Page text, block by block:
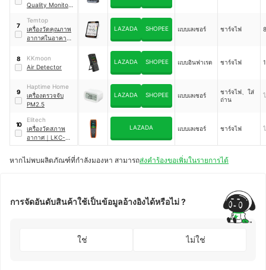
Quality Monitor
7
Temtop
เครื่องวัดคุณภาพ
อากาศในอาคาร
LAZADA SHOPEE แบบเลเซอร์ ชาร์จไฟ
8
KKmoon
Air Detector
LAZADA SHOPEE แบบอินฟาเรด ชาร์จไฟ
9
Haptime Home
เครื่องตรวจจับ
PM2.5
LAZADA SHOPEE แบบเลเซอร์
ชาร์จไฟ、ใส่
ถ่าน
10
Elitech
เครื่องวัดสภาพ
อากาศ ｜ LKC-
1000S+
LAZADA แบบเลเซอร์ ชาร์จไฟ
หากไม่พบผลิตภัณฑ์ที่กำลังมองหา สามารถส่งคำร้องขอเพิ่มในรายการได้
การจัดอันดับสินค้าใช้เป็นข้อมูลอ้างอิงได้หรือไม่ ?
ใช่ ไม่ใช่